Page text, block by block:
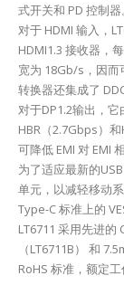
式开关和 PD 控制器。
对于 HDMI 输入，
HDMI1.3 接收器，
宽为 18Gb/s，因而
转换器还集成了
对于DP1.2输出，它
HBR（2.7Gbps）
可降低 EMI 对 EMI
为了适应最新的
单元，以减轻移动
Type-C 标准上的
LT6711 采用先进的
（LT6711B） 和
RoHS 标准，额定